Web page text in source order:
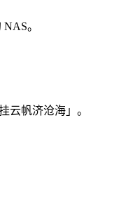
。
云帆济沧海」。